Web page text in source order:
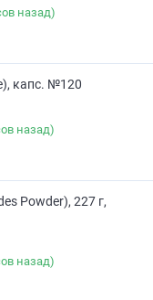
назад)
капс. №120
назад)
Powder), 227 г,
назад)